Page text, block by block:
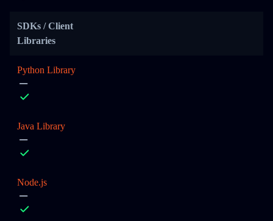
SDKs / Client
Libraries
Python Library
Java Library
Node.js